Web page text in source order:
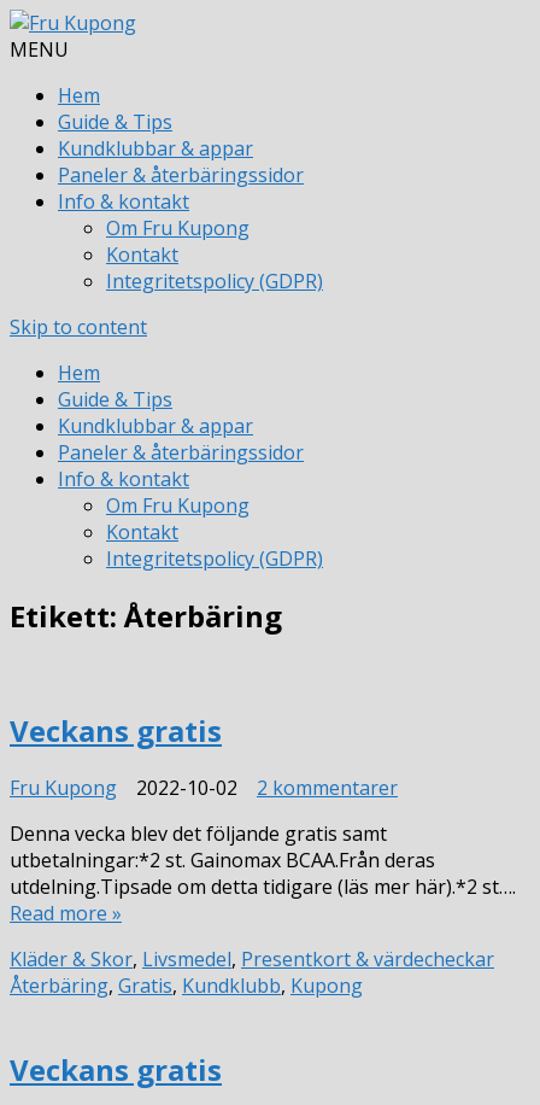
MENU
Hem
Guide & Tips
Kundklubbar & appar
Paneler & återbäringssidor
Info & kontakt
Om Fru Kupong
Kontakt
Integritetspolicy (GDPR)
Skip to content
Hem
Guide & Tips
Kundklubbar & appar
Paneler & återbäringssidor
Info & kontakt
Om Fru Kupong
Kontakt
Integritetspolicy (GDPR)
Etikett:Återbäring
Veckans gratis
Fru Kupong 2022-10-02 2 kommentarertill
Denna vecka blev det följande gratis samt
utbetalningar:*2 st. Gainomax BCAA.Från deras
utdelning.Tipsade om detta tidigare (läs mer här).*2 st….
Read more »
Kläder & Skor, Livsmedel, Presentkort & värdecheckar
Återbäring, Gratis, Kundklubb, Kupong
Veckans gratis